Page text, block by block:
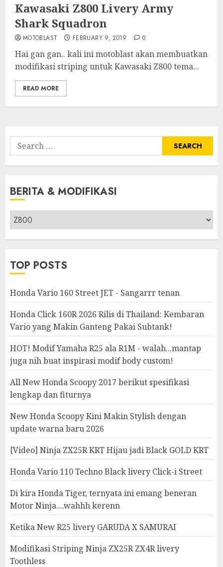
Kawasaki Z800 Livery Army
Shark Squadron
MOTOBLAST FEBRUARY 9, 2019 0
Hai gan gan.. kali ini motoblast akan membuatkan
modifikasi striping untuk Kawasaki Z800 tema...
READ MORE
Search
for:
BERITA & MODIFIKASI
Berita
&
Modifikasi
TOP POSTS
Honda Vario 160 Street JET - Sangarrr tenan
Honda Click 160R 2026 Rilis di Thailand: Kembaran
Vario yang Makin Ganteng Pakai Subtank!
HOT! Modif Yamaha R25 ala R1M - walah...mantap
juga nih buat inspirasi modif body custom!
All New Honda Scoopy 2017 berikut spesifikasi
lengkap dan fiturnya
New Honda Scoopy Kini Makin Stylish dengan
update warna baru 2026
[Video] Ninja ZX25R KRT Hijau jadi Black GOLD KRT
Honda Vario 110 Techno Black livery Click-i Street
Di kira Honda Tiger, ternyata ini emang beneran
Motor Ninja....wahhh kerenn
Ketika New R25 livery GARUDA X SAMURAI
Modifikasi Striping Ninja ZX25R ZX4R livery
Toothless